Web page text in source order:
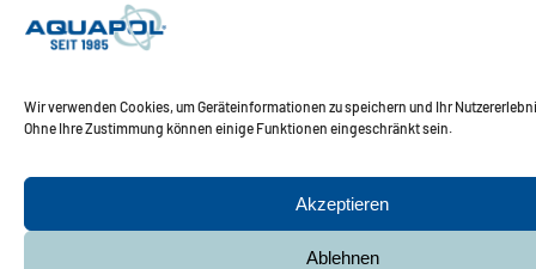
Wir verwenden Cookies, um Geräteinformationen zu speichern und Ihr
Ohne Ihre Zustimmung können einige Funktionen eingeschränkt sein.
Akzeptieren
Ablehnen
+43 2666 538 72-0
office@aquapol-
international.com